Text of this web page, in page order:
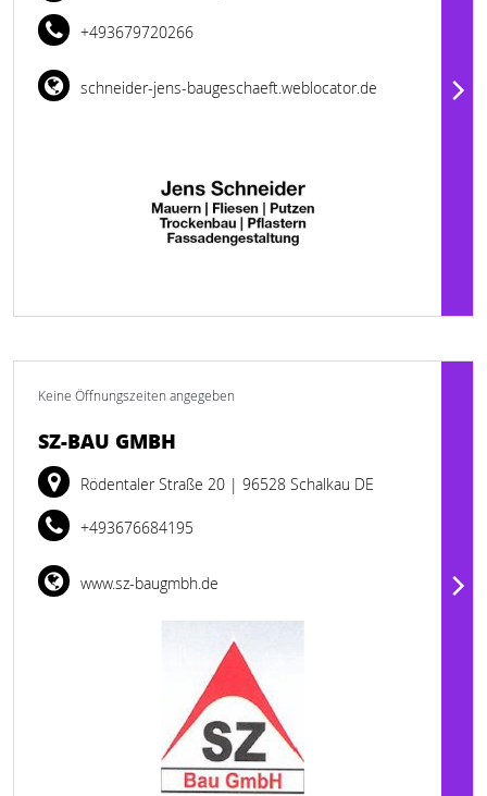
+493679720266
schneider-jens-baugeschaeft.weblocator.de
Keine Öffnungszeiten angegeben
SZ-BAU GMBH
Rödentaler Straße 20 | 96528 Schalkau DE
+493676684195
www.sz-baugmbh.de